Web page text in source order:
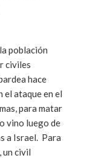
población
civiles
hace
el ataque en el
para matar
vino luego de
a Israel. Para
un civil